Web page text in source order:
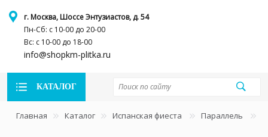
г. Москва, Шоссе Энтузиастов, д. 54
Пн-Сб: с 10-00 до 20-00
Вс: с 10-00 до 18-00
info@shopkm-plitka.ru
КАТАЛОГ
Главная Каталог Испанская фиеста Параллель